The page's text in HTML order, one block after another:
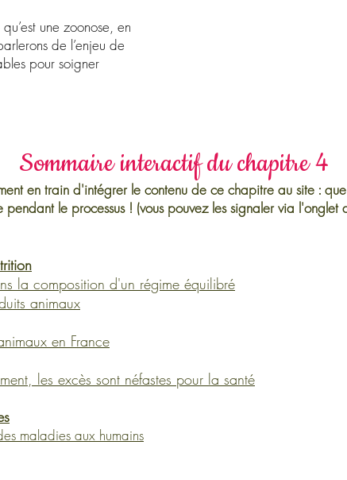
une zoonose, en
de l’enjeu de
pour soigner
Sommaire interactif du chapitre 4
en train d'intégrer le contenu de ce chapitre au site :
le processus ! (vous pouvez les signaler via l'onglet
la composition d'un régime équilibré
animaux​
en France
les excès sont néfastes pour la santé
maladies aux humains